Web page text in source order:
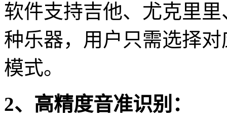
软件支持吉他、尤克里
种乐器，用户只需选择
模式。
2、高精度音准识别：